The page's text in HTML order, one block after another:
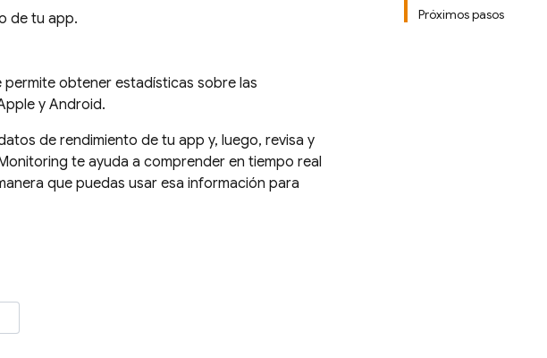
Próximos pasos
de tu app.
permite obtener estadísticas sobre las
y Android.
de rendimiento de tu app y, luego, revisa y
te ayuda a comprender en tiempo real
que puedas usar esa información para